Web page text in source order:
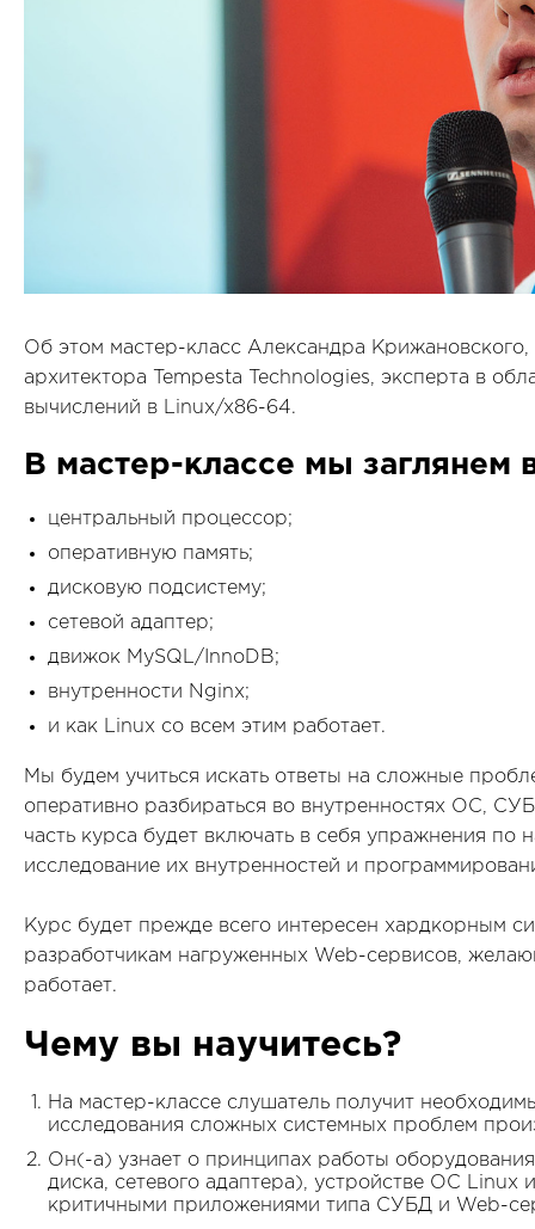
Об этом мастер-класс Александра Крижановского,
архитектора Tempesta Technologies, эксперта в
вычислений в Linux/x86-64.
В мастер-классе мы заглянем
центральный процессор;
оперативную память;
дисковую подсистему;
сетевой адаптер;
движок MySQL/InnoDB;
внутренности Nginx;
и как Linux со всем этим работает.
Мы будем учиться искать ответы на сложные
оперативно разбираться во внутренностях ОС,
часть курса будет включать в себя упражнения
исследование их внутренностей и
Курс будет прежде всего интересен хардкорным
разработчикам нагруженных Web-сервисов,
работает.
Чему вы научитесь?
На мастер-классе слушатель получит
исследования сложных системных проблем
Он(-a) узнает о принципах работы
диска, сетевого адаптера), устройстве ОС Linux
критичными приложениями типа СУБД и Web-